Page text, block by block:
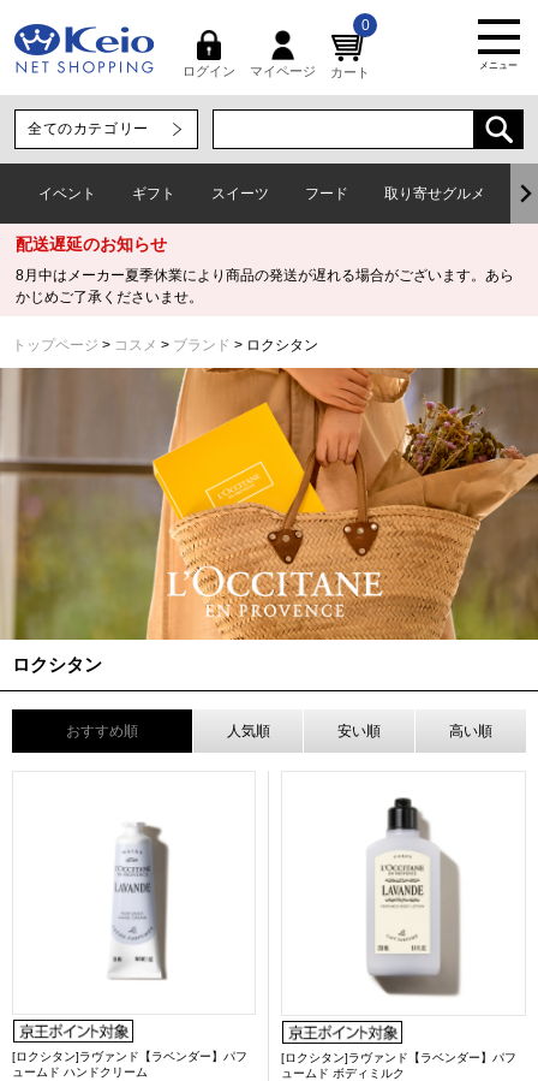
ログイン マイページ カート
0
メニュー
イベント ギフト スイーツ フード 取り寄せグルメ
配送遅延のお知らせ
8月中はメーカー夏季休業により商品の発送が遅れる場合がございます。あら
かじめご了承くださいませ。
トップページ コスメ ブランド ロクシタン
ロクシタン
おすすめ順 人気順 安い順 高い順
[ロクシタン]ラヴァンド【ラベンダー】パフ
ュームド ハンドクリーム
[ロクシタン]ラヴァンド【ラベンダー】パフ
ュームド ボディミルク